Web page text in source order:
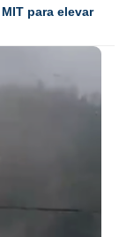
para elevar